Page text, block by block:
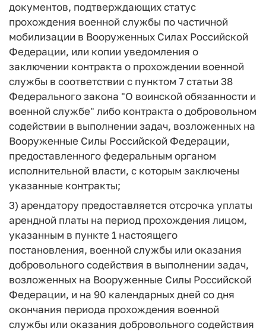
документов, подтверждающих статус
прохождения военной службы по частичной
мобилизации в Вооруженных Силах Российской
Федерации, или копии уведомления о
заключении контракта о прохождении военной
службы в соответствии с пунктом 7 статьи 38
Федерального закона "О воинской обязанности и
военной службе" либо контракта о добровольном
содействии в выполнении задач, возложенных на
Вооруженные Силы Российской Федерации,
предоставленного федеральным органом
исполнительной власти, с которым заключены
указанные контракты;
3) арендатору предоставляется отсрочка уплаты
арендной платы на период прохождения лицом,
указанным в пункте 1 настоящего
постановления, военной службы или оказания
добровольного содействия в выполнении задач,
возложенных на Вооруженные Силы Российской
Федерации, и на 90 календарных дней со дня
окончания периода прохождения военной
службы или оказания добровольного содействия